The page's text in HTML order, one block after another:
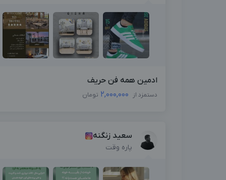
ادمین همه فن حریف
دستمزد از 2,000,000 تومان
سعید زنگنه
پاره وقت